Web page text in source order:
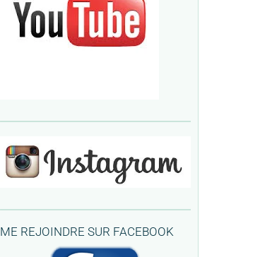
ME REJOINDRE SUR FACEBOOK